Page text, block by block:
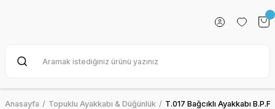
Anasayfa Topuklu Ayakkabı & Düğünlük T.017 Bağcıklı Ayakkabı